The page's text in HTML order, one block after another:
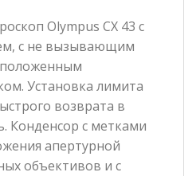
Olympus CX 43 с
с не вызывающим
Установка лимита
возврата в
Конденсор с метками
апертурной
объективов и с